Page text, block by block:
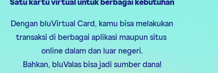
Satu kartu virtual untuk berbagai kebutuhan
Dengan bluVirtual Card, kamu bisa melakukan
transaksi di berbagai aplikasi maupun situs
online dalam dan luar negeri.
Bahkan, bluValas bisa jadi sumber dana!